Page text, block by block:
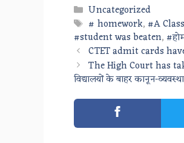
Categories
Uncategorized
Tags
# homework, #A
#student was beaten,
CTET admit cards
The High Court has
विद्यालयों के बाहर कानून-